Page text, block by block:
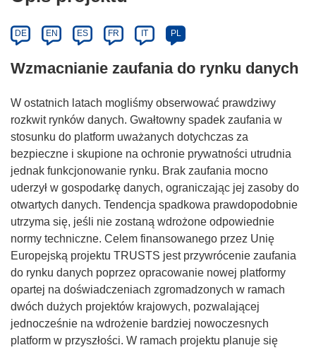
DE EN ES FR IT PL
Wzmacnianie zaufania do rynku danych
W ostatnich latach mogliśmy obserwować prawdziwy
rozkwit rynków danych. Gwałtowny spadek zaufania w
stosunku do platform uważanych dotychczas za
bezpieczne i skupione na ochronie prywatności utrudnia
jednak funkcjonowanie rynku. Brak zaufania mocno
uderzył w gospodarkę danych, ograniczając jej zasoby do
otwartych danych. Tendencja spadkowa prawdopodobnie
utrzyma się, jeśli nie zostaną wdrożone odpowiednie
normy techniczne. Celem finansowanego przez Unię
Europejską projektu TRUSTS jest przywrócenie zaufania
do rynku danych poprzez opracowanie nowej platformy
opartej na doświadczeniach zgromadzonych w ramach
dwóch dużych projektów krajowych, pozwalającej
jednocześnie na wdrożenie bardziej nowoczesnych
platform w przyszłości. W ramach projektu planuje się